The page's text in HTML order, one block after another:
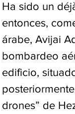
Ha sido un
entonces,
árabe, Avijai
bombardeo
edificio,
drones” de